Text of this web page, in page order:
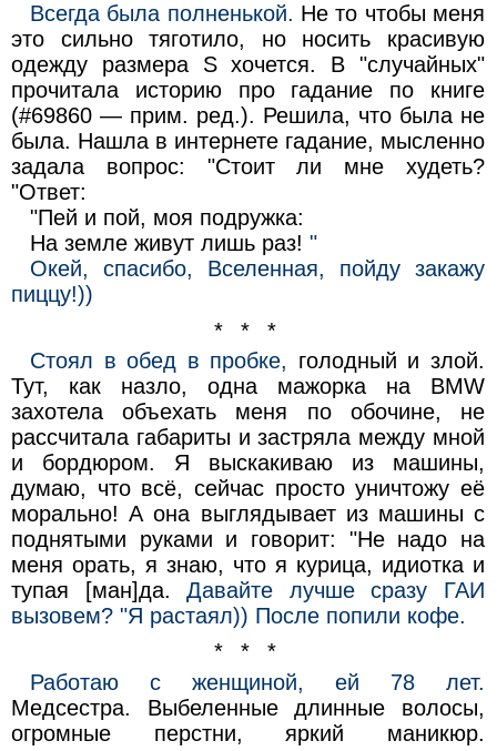
Всегда была полненькой. Не то чтобы меня
это сильно тяготило, но носить красивую
одежду размера S хочется. В "случайных"
прочитала историю про гадание по книге
(#69860 — прим. ред.). Решила, что была не
была. Нашла в интернете гадание, мысленно
задала вопрос: "Стоит ли мне худеть?
"Ответ:
"Пей и пой, моя подружка:
На земле живут лишь раз!"
Окей, спасибо, Вселенная, пойду закажу
пиццу!))
* * *
Стоял в обед в пробке, голодный и злой.
Тут, как назло, одна мажорка на ВМW
захотела объехать меня по обочине, не
рассчитала габариты и застряла между мной
и бордюром. Я выскакиваю из машины,
думаю, что всё, сейчас просто уничтожу её
морально! А она выглядывает из машины с
поднятыми руками и говорит: "Не надо на
меня орать, я знаю, что я курица, идиотка и
тупая [ман]да.Давайте лучше сразу ГАИ
вызовем? "Я растаял)) После попили кофе.
* * *
Работаю с женщиной, ей 78 лет.
Медсестра. Выбеленные длинные волосы,
огромные перстни, яркий маникюр.